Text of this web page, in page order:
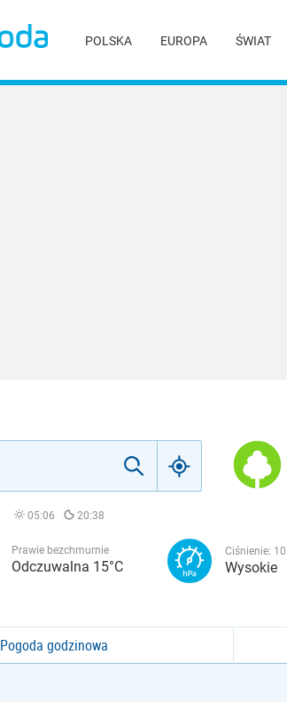
POLSKA EUROPA ŚWIAT
05:06 20:38
Prawie bezchmurnie
Odczuwalna 15°C
Ciśnienie:
Wysokie
Pogoda godzinowa